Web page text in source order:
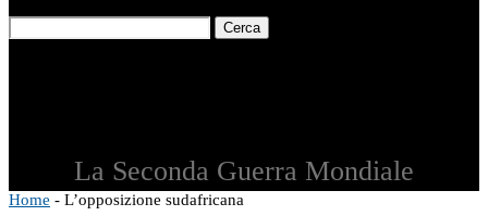
Cerca
La Seconda Guerra Mondiale
Home - L’opposizione sudafricana